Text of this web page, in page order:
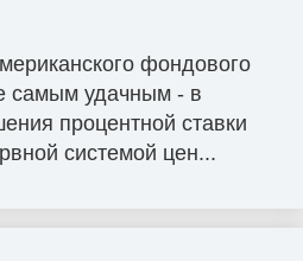
фондового
самым удачным - в
процентной ставки
системой цен...